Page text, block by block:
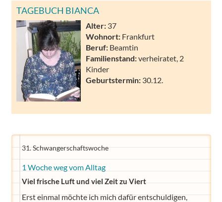
TAGEBUCH BIANCA
Alter: 37
Wohnort: Frankfurt
Beruf: Beamtin
Familienstand:verheiratet, 2
Kinder
Geburtstermin: 30.12.
31. Schwangerschaftswoche
1 Woche weg vom Alltag
Viel frische Luft und viel Zeit zu Viert
Erst einmal möchte ich mich dafür entschuldigen,